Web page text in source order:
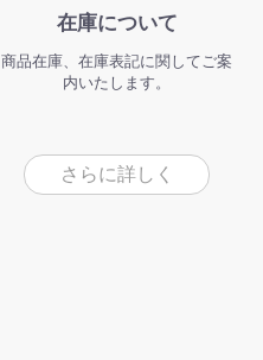
在庫について
商品在庫、在庫表記に関してご案
内いたします。
さらに詳しく